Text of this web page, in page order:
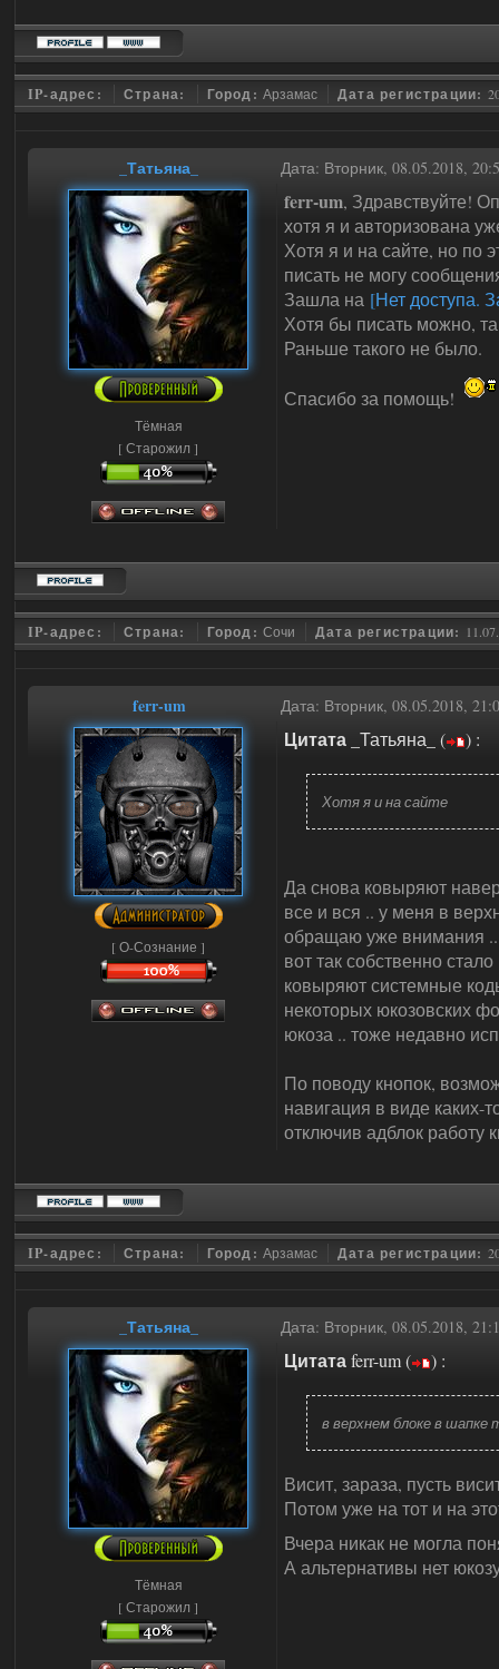
IP-адрес: Страна: Город:Арзамас Дата регистрации:
_Татьяна_ Дата: Вторник, 08.05.2018,
Тёмная
[ Старожил ]
ferr-um, Здравствуйте!
хотя я и авторизована
Хотя я и на сайте, но по
писать не могу
Зашла на [Нет доступа.
Хотя бы писать можно,
Раньше такого не было.
Спасибо за помощь!
IP-адрес: Страна: Город:Сочи Дата регистрации:
ferr-um Дата: Вторник, 08.05.2018,
[ О-Сознание ]
Цитата _Татьяна_ ( ) :
Хотя я и на сайте
Да снова ковыряют
все и вся .. у меня в
обращаю уже внимания ..
вот так собственно
ковыряют системные
некоторых юкозовских
юкоза .. тоже недавно
По поводу кнопок,
навигация в виде каких-
отключив адблок работу
IP-адрес: Страна: Город:Арзамас Дата регистрации:
_Татьяна_ Дата: Вторник, 08.05.2018,
Тёмная
[ Старожил ]
Цитатаferr-um( ) :
в верхнем блоке в шапке
Висит, зараза, пусть
Потом уже на тот и на
Вчера никак не могла
А альтернативы нет